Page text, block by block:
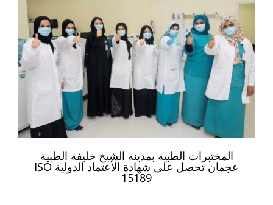
المختبرات الطبية بمدينة الشيخ خليفة الطبية
عجمان تحصل على شهادة الأعتماد الدولية ISO
15189